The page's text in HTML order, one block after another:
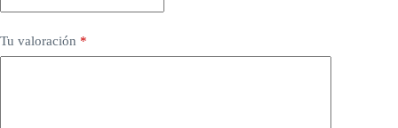
Tu valoración *